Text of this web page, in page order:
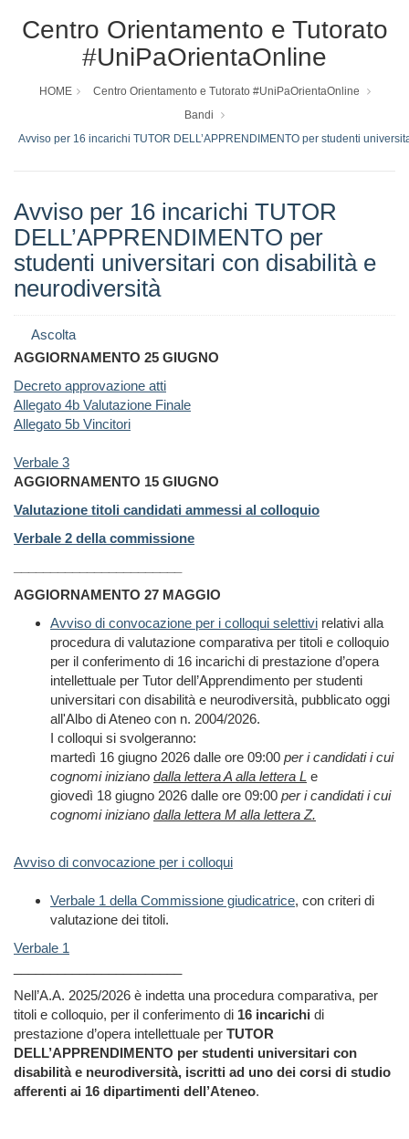
Centro Orientamento e Tutorato
#UniPaOrientaOnline
HOME
Centro Orientamento e Tutorato #UniPaOrientaOnline
Bandi
Avviso per 16 incarichi TUTOR DELL’APPRENDIMENTO per studenti
Avviso per 16 incarichi TUTOR
DELL’APPRENDIMENTO per
studenti universitari con disabilità e
neurodiversità
Ascolta
AGGIORNAMENTO 25 GIUGNO
Decreto approvazione atti
Allegato 4b Valutazione Finale
Allegato 5b Vincitori
Verbale 3
AGGIORNAMENTO 15 GIUGNO
Valutazione titoli candidati ammessi al colloquio
Verbale 2 della commissione
AGGIORNAMENTO 27 MAGGIO
Avviso di convocazione per i colloqui selettivi relativi alla
procedura di valutazione comparativa per titoli e colloquio
per il conferimento di 16 incarichi di prestazione d’opera
intellettuale per Tutor dell’Apprendimento per studenti
universitari con disabilità e neurodiversità, pubblicato oggi
all'Albo di Ateneo con n. 2004/2026.
I colloqui si svolgeranno:
martedì 16 giugno 2026 dalle ore 09:00 per i candidati i cui
cognomi iniziano dalla lettera A alla lettera L e
giovedì 18 giugno 2026 dalle ore 09:00 per i candidati i cui
cognomi iniziano dalla lettera M alla lettera Z.
Avviso di convocazione per i colloqui
Verbale 1 della Commissione giudicatrice, con criteri di
valutazione dei titoli.
Verbale 1
Nell’A.A. 2025/2026 è indetta una procedura comparativa, per
titoli e colloquio, per il conferimento di 16 incarichi di
prestazione d’opera intellettuale per TUTOR
DELL’APPRENDIMENTO per studenti universitari con
disabilità e neurodiversità, iscritti ad uno dei corsi di studio
afferenti ai 16 dipartimenti dell’Ateneo.